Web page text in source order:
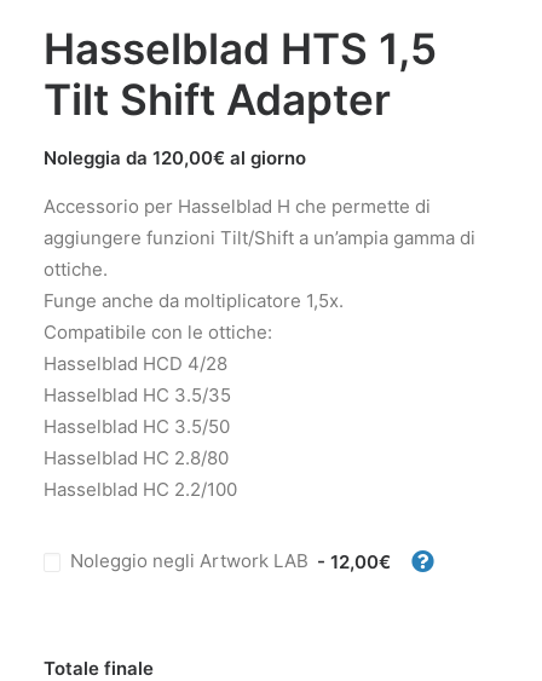
Hasselblad HTS 1,5
Tilt Shift Adapter
Noleggia da 120,00€ al giorno
Accessorio per Hasselblad H che permette di
aggiungere funzioni Tilt/Shift a un’ampia gamma di
ottiche.
Funge anche da moltiplicatore 1,5x.
Compatibile con le ottiche:
Hasselblad HCD 4/28
Hasselblad HC 3.5/35
Hasselblad HC 3.5/50
Hasselblad HC 2.8/80
Hasselblad HC 2.2/100
Noleggio negli Artwork LAB - 12,00€
Totale finale